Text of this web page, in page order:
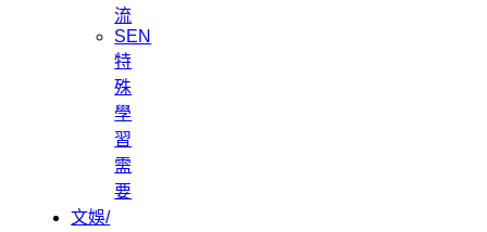
流
SEN
特
殊
學
習
需
要
文娛/